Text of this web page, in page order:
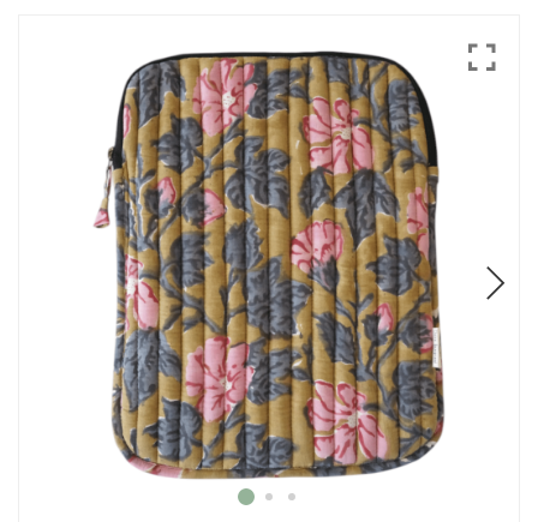
Echarpes / Pareos
Blouses et jupes
Sacs en Kantha
Pochettes ordinateur
Trousses de toilette
Objets déco
Patères en métal